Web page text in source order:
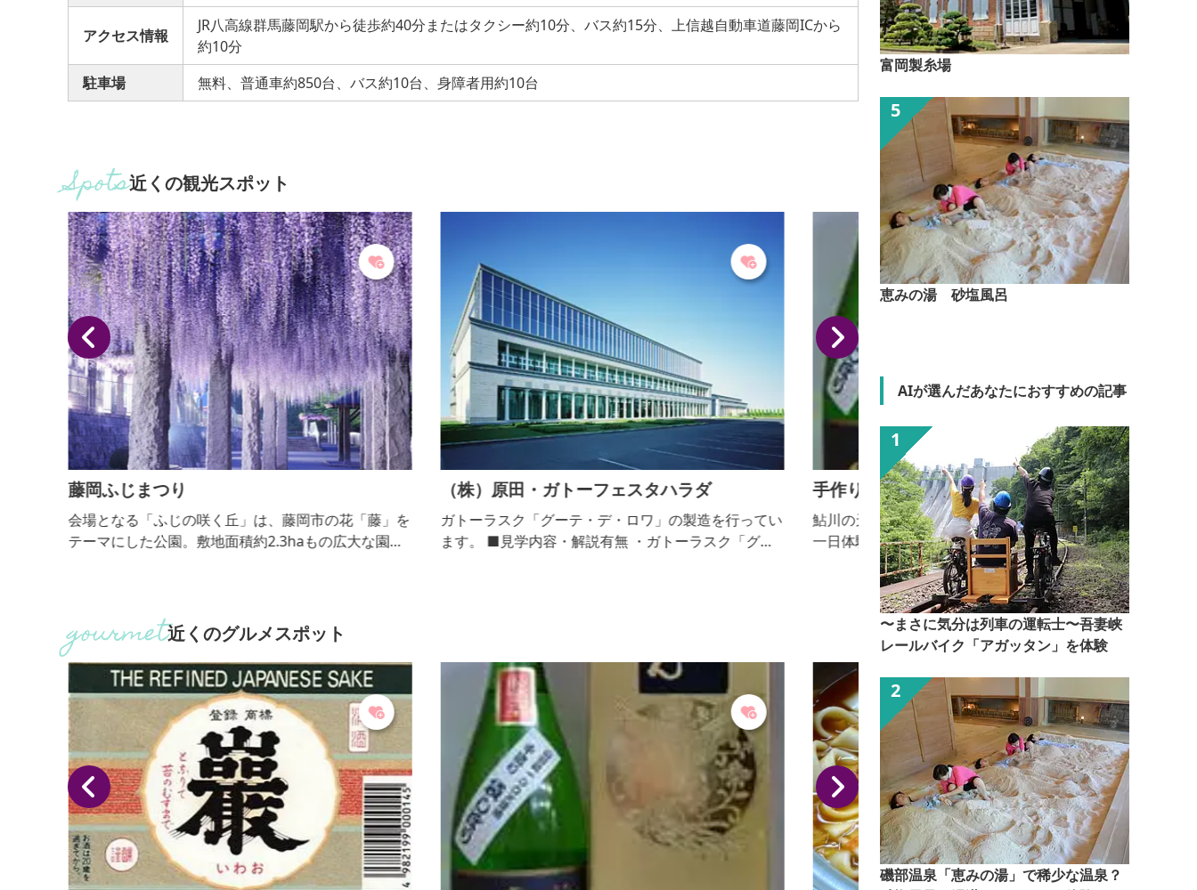
アクセス情報
JR八高線群馬藤岡駅から徒歩約40分またはタクシー約10分、バス約15分、上信越自動車道藤岡ICから
約10分
駐車場
無料、普通車約850台、バス約10台、身障者用約10台
近くの観光スポット
藤岡ふじまつり
会場となる「ふじの咲く丘」は、藤岡市の花「藤」を
テーマにした公園。敷地面積約2.3haもの広大な園内
す。幻想的な光景が浮かび上がる、日没後のライト
アップも必見です。
（株）原田・ガトーフェスタハラダ
ガトーラスク「グーテ・デ・ロワ」の製造を行ってい
ます。 ■見学内容・解説有無 ・ガトーラスク「グー
手作りとうせん（松屋酒造(株)）
鮎川の天然伏流水使用して､社長を先頭に地元社員と
一日体験実習者と共に『語り合いの出来る､手造り地
酒』を醸す｡平成12年国税庁醸造研究所の全国新酒鑑
評会で金賞を受賞｡平成12､13年関信越国税局酒類鑑
評会で優秀賞受賞｡平成15年群馬県清酒品評会で首席
優等賞､全国新酒鑑評会金賞､関信局酒類鑑評会優秀賞
受賞｡手造り地酒探求蔵として努力している｡
近くのグルメスポット
富岡製糸場
恵みの湯 砂塩風呂
AIが選んだあなたにおすすめの記事
〜まさに気分は列車の運転士〜吾妻峡
レールバイク「アガッタン」を体験
磯部温泉「恵みの湯」で稀少な温泉？